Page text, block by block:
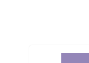
presbiteral, 101 2
risco da imaturidade
afetivo, 112 4.1 A